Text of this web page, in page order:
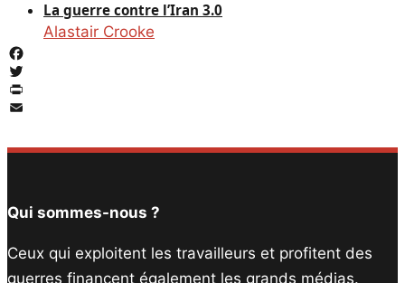
La guerre contre l’Iran 3.0
Alastair Crooke
Facebook
Twitter
PrintFriendly
Qui sommes-nous ?
Ceux qui exploitent les travailleurs et profitent des
guerres financent également les grands médias.